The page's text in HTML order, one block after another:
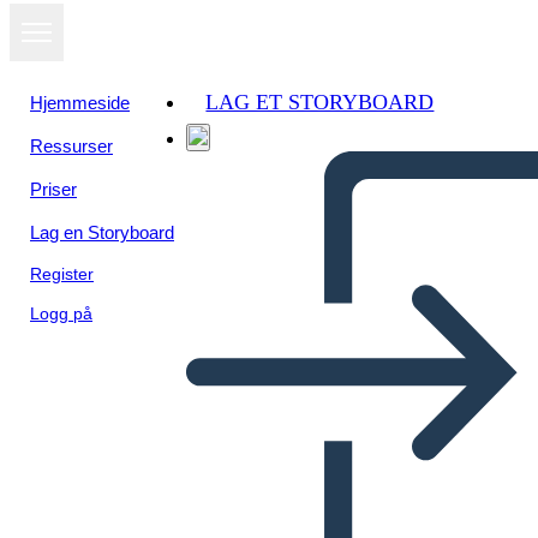
Hjemmeside
Ressurser
Priser
Lag en Storyboard
Register
Logg på
LAG ET STORYBOARD